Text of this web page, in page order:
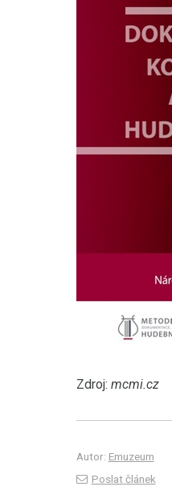
Zdroj: mcmi.cz
Autor: Emuzeum
Poslat článek